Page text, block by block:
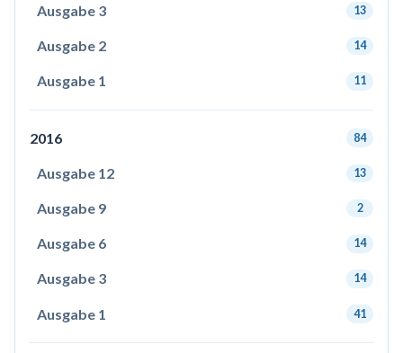
Ausgabe 3 13
Ausgabe 2 14
Ausgabe 1 11
2016 84
Ausgabe 12 13
Ausgabe 9 2
Ausgabe 6 14
Ausgabe 3 14
Ausgabe 1 41